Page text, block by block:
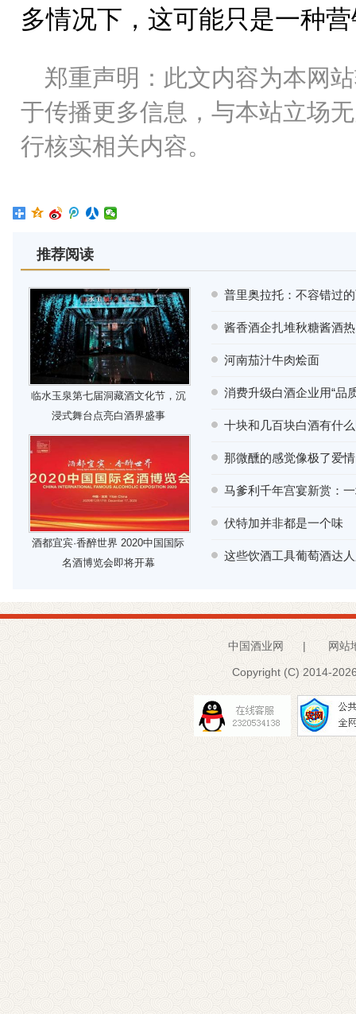
多情况下，这可能只是一种
郑重声明：此文内容为本网
于传播更多信息，与本站立场
行核实相关内容。
推荐阅读
临水玉泉第七届洞藏酒文化节，沉
浸式舞台点亮白酒界盛事
酒都宜宾·香醉世界 2020中国国际
名酒博览会即将开幕
普里奥拉托：不容错过
酱香酒企扎堆秋糖酱酒
河南茄汁牛肉烩面
消费升级白酒企业用“品
十块和几百块白酒有什
那微醺的感觉像极了爱情
马爹利千年宫宴新赏：
伏特加并非都是一个味
这些饮酒工具葡萄酒达
中国酒业网 | 网站
Copyright (C) 2014-